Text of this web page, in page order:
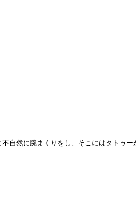
自然に腕まくりをし、そこにはタトゥ